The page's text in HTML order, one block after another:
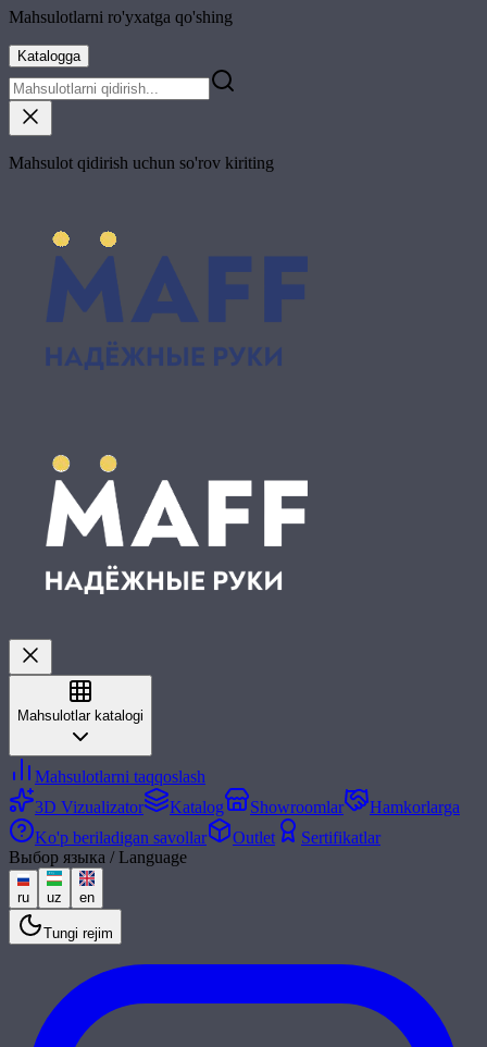
Mahsulotlarni ro'yxatga qo'shing
Katalogga
Mahsulot qidirish uchun so'rov kiriting
Mahsulotlar katalogi
Mahsulotlarni taqqoslash
3D Vizualizator
Katalog Showroomlar
Hamkorlarga
Ko'p beriladigan savollar
Outlet
Sertifikatlar
Выбор языка / Language
ru uz en
Tungi rejim